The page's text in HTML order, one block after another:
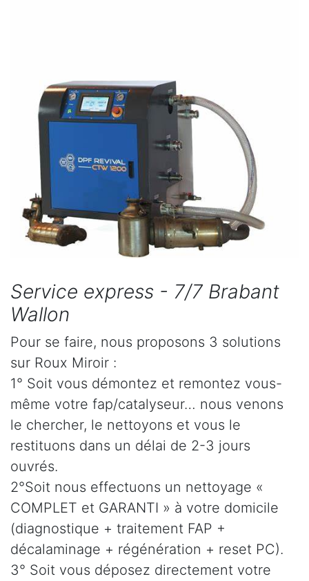
Service express - 7/7 Brabant
Wallon
Pour se faire, nous proposons 3 solutions
sur Roux Miroir :
1° Soit vous démontez et remontez vous-
même votre fap/catalyseur… nous venons
le chercher, le nettoyons et vous le
restituons dans un délai de 2-3 jours
ouvrés.
2°Soit nous effectuons un nettoyage «
COMPLET et GARANTI » à votre domicile
(diagnostique + traitement FAP +
décalaminage + régénération + reset PC).
3° Soit vous déposez directement votre